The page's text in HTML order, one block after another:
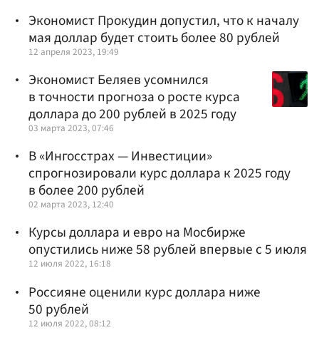
Экономист Прокудин допустил, что к началу
мая доллар будет стоить более 80 рублей
12 апреля 2023, 19:49
Экономист Беляев усомнился
в точности прогноза о росте курса
доллара до 200 рублей в 2025 году
03 марта 2023, 07:46
В «Ингосстрах — Инвестиции»
спрогнозировали курс доллара к 2025 году
в более 200 рублей
02 марта 2023, 12:40
Курсы доллара и евро на Мосбирже
опустились ниже 58 рублей впервые с 5 июля
12 июля 2022, 16:18
Россияне оценили курс доллара ниже
50 рублей
12 июля 2022, 08:12